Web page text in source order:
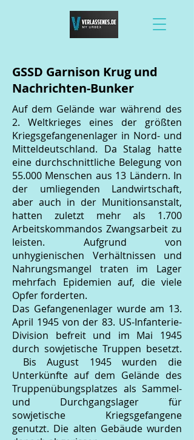
GSSD Garnison Krug und
Nachrichten-Bunker
Auf dem Gelände war während des
2. Weltkrieges eines der größten
Kriegsgefangenenlager in Nord- und
Mitteldeutschland. Da Stalag hatte
eine durchschnittliche Belegung von
55.000 Menschen aus 13 Ländern. In
der umliegenden Landwirtschaft,
aber auch in der Munitionsanstalt,
hatten zuletzt mehr als 1.700
Arbeitskommandos Zwangsarbeit zu
leisten. Aufgrund von
unhygienischen Verhältnissen und
Nahrungsmangel traten im Lager
mehrfach Epidemien auf, die viele
Opfer forderten.
Das Gefangenenlager wurde am 13.
April 1945 von der 83. US-Infanterie-
Division befreit und im Mai 1945
durch sowjetische Truppen besetzt.
Bis August 1945 wurden die
Unterkünfte auf dem Gelände des
Truppenübungsplatzes als Sammel-
und Durchgangslager für
sowjetische Kriegsgefangene
genutzt. Die alten Gebäude wurden